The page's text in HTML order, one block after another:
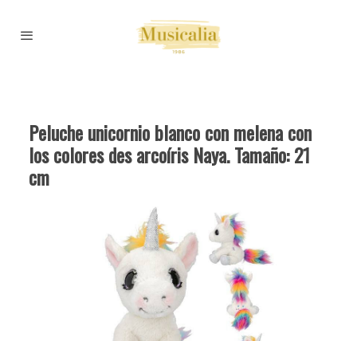
Peluche unicornio blanco con melena con
los colores des arcoíris Naya. Tamaño: 21
cm